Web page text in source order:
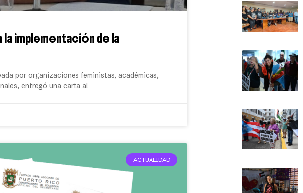
la implementación de la
por organizaciones feministas, académicas,
entregó una carta al
ACTUALIDAD